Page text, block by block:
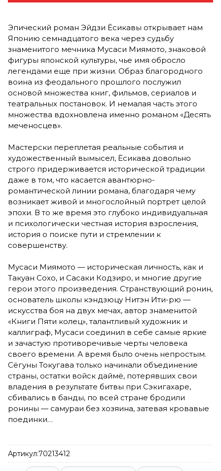
Эпический роман Эйдзи Ёсикавы открывает нам
Японию семнадцатого века через судьбу
знаменитого мечника Мусаси Миямото, знаковой
фигуры японской культуры, чье имя обросло
легендами еще при жизни. Образ благородного
воина из феодального прошлого послужил
основой множества книг, фильмов, сериалов и
театральных постановок. И немалая часть этого
множества вдохновлена именно романом «Десять
меченосцев».
Мастерски переплетая реальные события и
художественный вымысел, Ёсикава довольно
строго придерживается исторической традиции
даже в том, что касается авантюрно-
романтической линии романа, благодаря чему
возникает живой и многослойный портрет целой
эпохи. В то же время это глубоко индивидуальная
и психологически честная история взросления,
история о поиске пути и стремлении к
совершенству.
Мусаси Миямото — историческая личность, как и
Такуан Сохо, и Сасаки Кодзиро, и многие другие
герои этого произведения. Странствующий ронин,
основатель школы кэндзюцу Нитэн Ити-рю —
искусства боя на двух мечах, автор знаменитой
«Книги Пяти колец», талантливый художник и
каллиграф, Мусаси соединил в себе самые яркие
и зачастую противоречивые черты человека
своего времени. А время было очень непростым.
Сёгуны Токугава только начинали объединение
страны, остатки войск даймё, потерявших свои
владения в результате битвы при Сэкигахаре,
сбивались в банды, по всей стране бродили
ронины — самураи без хозяина, затевая кровавые
поединки…
Артикул:70213412